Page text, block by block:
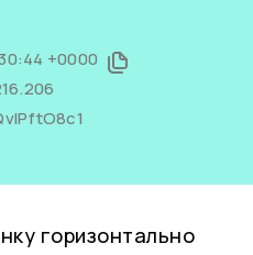
+0000
горизонтально